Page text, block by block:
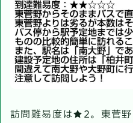
訪問難易度は★2。東菅